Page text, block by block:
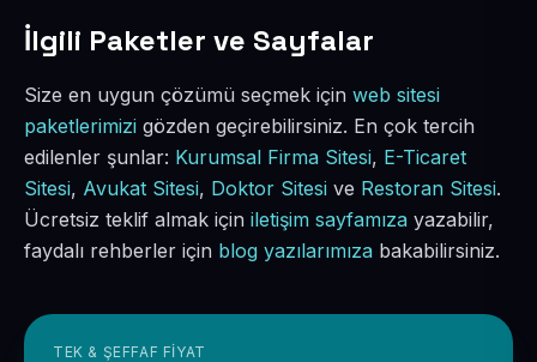
İlgili Paketler ve Sayfalar
Size en uygun çözümü seçmek için web sitesi
paketlerimizi gözden geçirebilirsiniz. En çok tercih
edilenler şunlar: Kurumsal Firma Sitesi, E-Ticaret
Sitesi, Avukat Sitesi, Doktor Sitesi ve Restoran Sitesi.
Ücretsiz teklif almak için iletişim sayfamıza yazabilir,
faydalı rehberler için blog yazılarımıza bakabilirsiniz.
TEK & ŞEFFAF FIYAT